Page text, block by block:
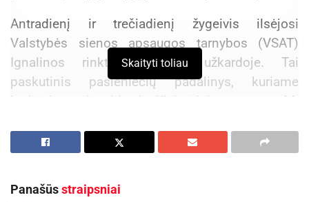
Antradienį ir trečiadienį žygeivis ilsėjosi
Valstybės sienos apsaugos tarnybos (VSAT)
Ignalinos rinktinės Puškų užkardoje. Tai
paskutinis pasieniečių padalinys, kuriame
lankėsi sausio viduryje Klaipėdoje startavęs M.
išskyrus Šiauliuose įsikūrusią Zoknių užkardą,
Nuo sausio vilnietis aplankė beveik visas prie
Skaityti toliau
Panašūsstraipsniai